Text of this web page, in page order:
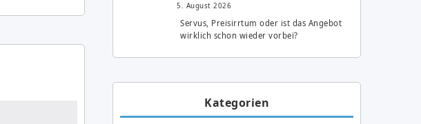
5. August 2026
Servus, Preisirrtum oder ist das Angebot
wirklich schon wieder vorbei?
Kategorien